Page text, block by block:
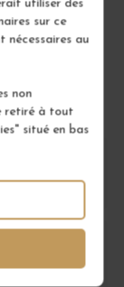
utiliser des
sur ce
nécessaires au
non
retiré à tout
situé en bas
en